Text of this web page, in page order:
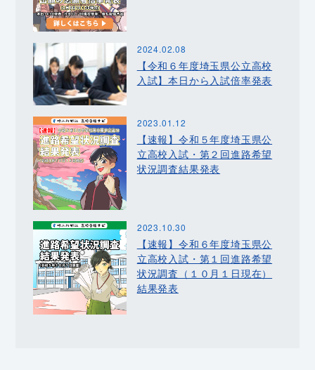
2024.02.08
【令和６年度埼玉県公立高校
入試】本日から入試倍率発表
2023.01.12
【速報】令和５年度埼玉県公
立高校入試・第２回進路希望
状況調査結果発表
2023.10.30
【速報】令和６年度埼玉県公
立高校入試・第１回進路希望
状況調査（１０月１日現在）
結果発表